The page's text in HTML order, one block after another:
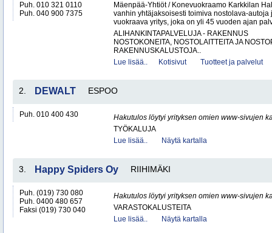
Puh. 010 321 0110
Puh. 040 900 7375
Mäenpää-Yhtiöt / Konevuokraamo Karkkilan
vanhin yhtäjaksoisesti toimiva nostolava-autoja
vuokraava yritys, joka on yli 45 vuoden ajan
ALIHANKINTAPALVELUJA - RAKENNUS
NOSTOKONEITA, NOSTOLAITTEITA JA
RAKENNUSKALUSTOJA..
Lue lisää..
Kotisivut Tuotteet ja palvelut
2. DEWALT ESPOO
Puh. 010 400 430
Hakutulos löytyi yrityksen omien www-sivujen
TYÖKALUJA
Lue lisää..
Näytä kartalla
3. Happy Spiders Oy RIIHIMÄKI
Puh. (019) 730 080
Puh. 0400 480 657
Faksi (019) 730 040
Hakutulos löytyi yrityksen omien www-sivujen
VARASTOKALUSTEITA
Lue lisää..
Näytä kartalla